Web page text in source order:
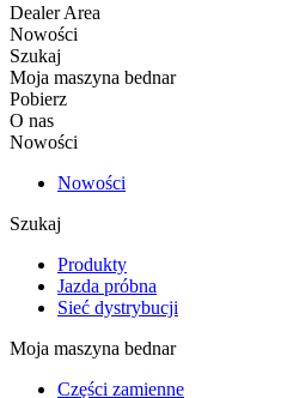
Dealer Area
Nowości
Szukaj
Moja maszyna bednar
Pobierz
O nas
Nowości
Nowości
Szukaj
Produkty
Jazda próbna
Sieć dystrybucji
Moja maszyna bednar
Części zamienne